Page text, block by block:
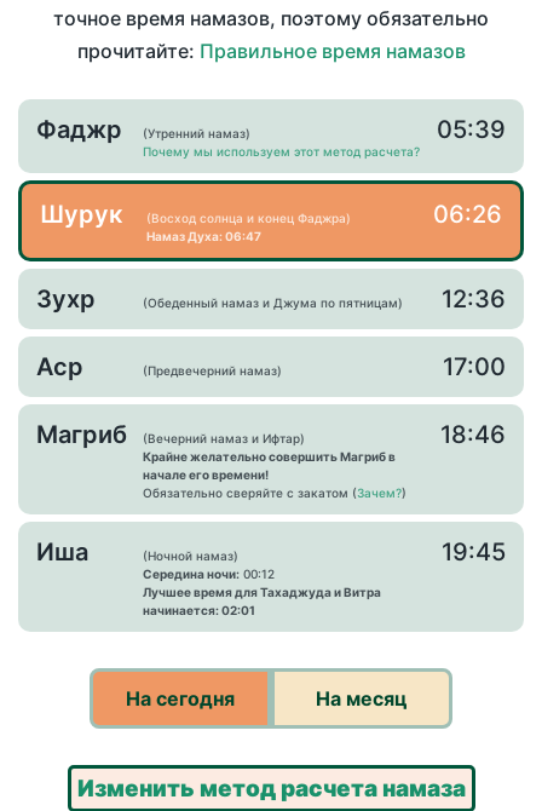
точное время намазов, поэтому обязательно
прочитайте: Правильное время намазов
Фаджр
(Утренний намаз)
Почему мы используем этот метод расчета?
05:39
Шурук
(Восход солнца и конец Фаджра)
Намаз Духа: 06:47
06:26
Зухр (Обеденный намаз и Джума по пятницам) 12:36
Аср (Предвечерний намаз) 17:00
Магриб
(Вечерний намаз и Ифтар)
Крайне желательно совершить Магриб в
начале его времени!
Обязательно сверяйте с закатом (Зачем?)
18:46
Иша
(Ночной намаз)
Середина ночи: 00:12
Лучшее время для Тахаджуда и Витра
начинается: 02:01
19:45
На сегодня На месяц
Изменить метод расчета намаза